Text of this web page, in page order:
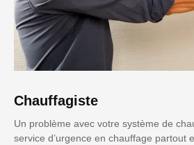
Chauffagiste
Un problème avec votre système de
service d’urgence en chauffage partout